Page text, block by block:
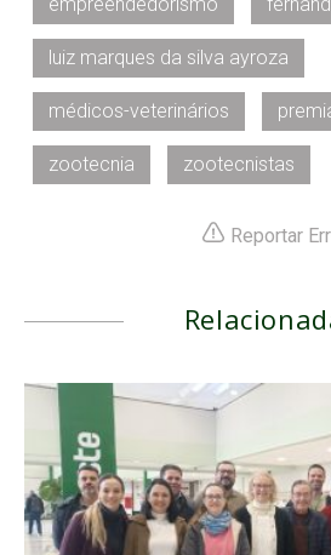
luiz marques da silva ayroza
médicos-veterinários
zootecnia zootecnistas
Reportar